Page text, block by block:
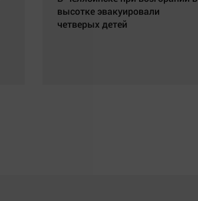
высотке эвакуировали
четверых детей